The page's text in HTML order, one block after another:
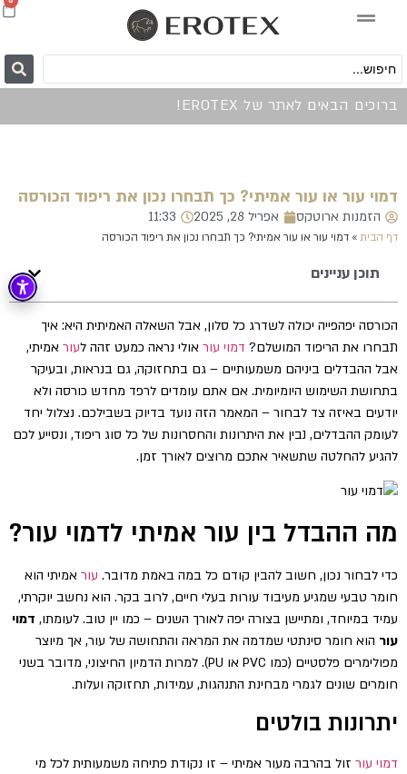
ברוכים הבאים לאתר של EROTEX!
דמוי עור או עור אמיתי? כך תבחרו נכון את ריפוד הכורסה
הזמנות ארוטקס אפריל 28, 2025 11:33
דף הבית» דמוי עור או עור אמיתי? כך תבחרו נכון את ריפוד הכורסה
תוכן עניינים
הכורסה יפהפייה יכולה לשדרג כל סלון, אבל השאלה האמיתית היא: איך
תבחרו את הריפוד המושלם? דמוי עור אולי נראה כמעט זהה לעור אמיתי,
אבל ההבדלים ביניהם משמעותיים – גם בתחזוקה, גם בנראות, ובעיקר
בתחושת השימוש היומיומית. אם אתם עומדים לרפד מחדש כורסה ולא
יודעים באיזה צד לבחור – המאמר הזה נועד בדיוק בשבילכם. נצלול יחד
לעומק ההבדלים, נבין את היתרונות והחסרונות של כל סוג ריפוד, ונסייע לכם
להגיע להחלטה שתשאיר אתכם מרוצים לאורך זמן.
מה ההבדל בין עור אמיתי לדמוי עור?
כדי לבחור נכון, חשוב להבין קודם כל במה באמת מדובר. עור אמיתי הוא
חומר טבעי שמגיע מעיבוד עורות בעלי חיים, לרוב בקר. הוא נחשב יוקרתי,
עמיד במיוחד, ומתיישן בצורה יפה לאורך השנים – כמו יין טוב. לעומתו, דמוי
עור הוא חומר סינתטי שמדמה את המראה והתחושה של עור, אך מיוצר
מפולימרים פלסטיים (כמו PVC או PU). למרות הדמיון החיצוני, מדובר בשני
חומרים שונים לגמרי מבחינת התנהגות, עמידות, תחזוקה ועלות.
יתרונות בולטים
דמוי עור זול בהרבה מעור אמיתי – זו נקודת פתיחה משמעותית לכל מי